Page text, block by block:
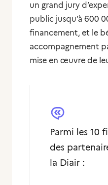
un grand jury
public jusqu’à 600
financement, et le
accompagnement
mise en œuvre de
Parmi les 10
des
la Diair :